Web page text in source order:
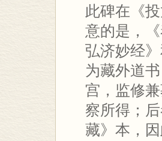
此碑在《
意的是，
弘济妙经
为藏外道
宫，监修
察所得；
藏》本，